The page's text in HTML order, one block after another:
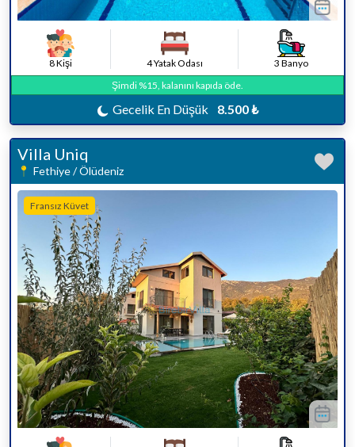
8 Kişi 4 Yatak Odası
3 Banyo
Şimdi %15, kalanını kapıda öde.
Gecelik En Düşük 8.500 ₺
Villa Uniq
Fethiye / Ölüdeniz
Fransız Küvet